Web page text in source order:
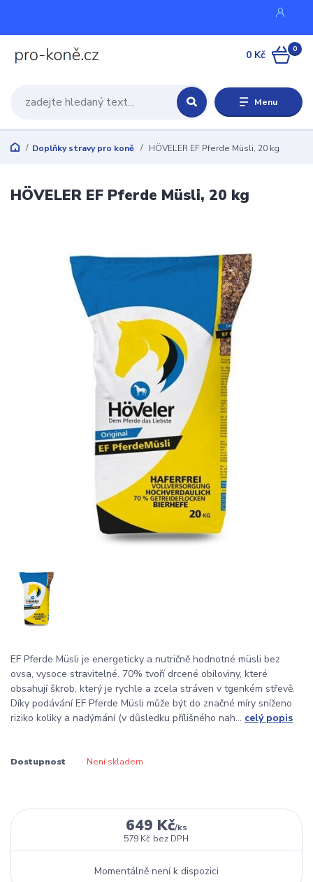
Menu
0
0 Kč
Doplňky stravy pro koně HÖVELER EF Pferde Müsli, 20 kg
HÖVELER EF Pferde Müsli, 20 kg
EF Pferde Müsli je energeticky a nutričně hodnotné müsli bez
ovsa, vysoce stravitelné. 70% tvoří drcené obiloviny, které
obsahují škrob, který je rychle a zcela stráven v tgenkém střevě.
Díky podávání EF Pferde Müsli může být do značné míry sníženo
riziko koliky a nadýmání (v důsledku přílišného nah... celý popis
Dostupnost Není skladem
649 Kč/ks
579 Kč bez DPH
Momentálně není k dispozici